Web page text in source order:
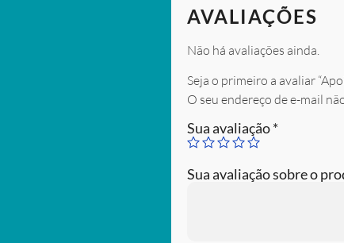
AVALIAÇÕES
Não há avaliações ainda.
Seja o primeiro a avaliar
O seu endereço de e-mail
Sua avaliação*
Sua avaliação sobre o